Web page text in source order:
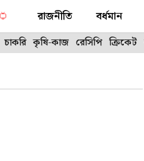
রাজনীতি বর্ধমান
চাকরি কৃষি-কাজ রেসিপি ক্রিকেট